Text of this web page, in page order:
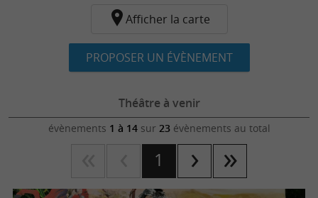
Afficher la carte
PROPOSER UN ÉVÈNEMENT
Théâtre à venir
évènements 1 à 14sur 23évènements au total
1